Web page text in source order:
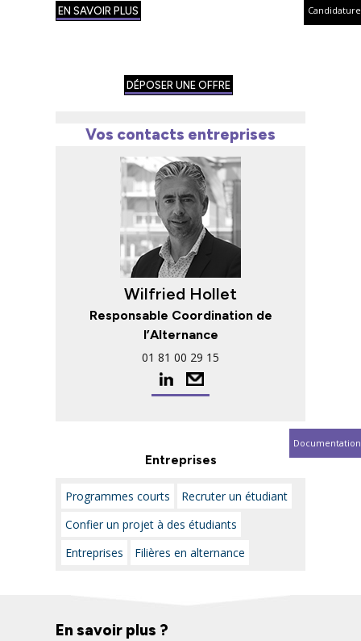
EN SAVOIR PLUS
DÉPOSER UNE OFFRE
Vos contacts entreprises
Wilfried Hollet
Responsable Coordination de
l’Alternance
01 81 00 29 15
Entreprises
Programmes courts
Recruter un étudiant
Confier un projet à des étudiants
Entreprises
Filières en alternance
Candidature
Documentation
En savoir plus ?